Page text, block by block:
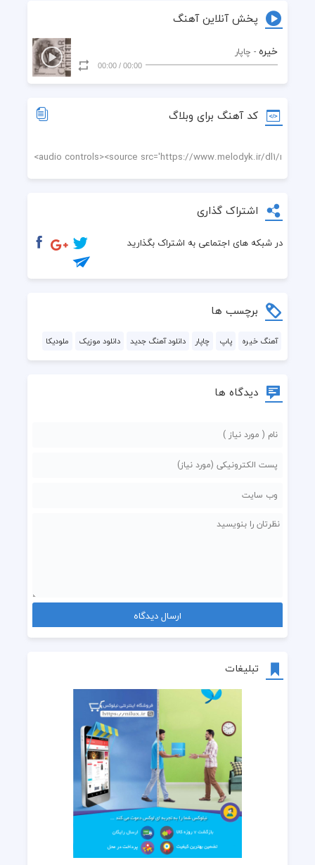
تبلیغات
یه گلدون پلاسیده
چهرهٔ زردِ یه مرده
یه ماهی مرده تو تنگی
اطاقم سرد و تاریکه
پخش آنلاین آهنگ
خیره - چاپار
00:00
/
00:00
کد آهنگ برای وبلاگ
اشتراک گذاری
در شبکه های اجتماعی به اشتراک بگذارید
برچسب ها
آهنگ خیره پاپ چاپار دانلود آهنگ جدید دانلود موزیک ملودیکا
دیدگاه ها